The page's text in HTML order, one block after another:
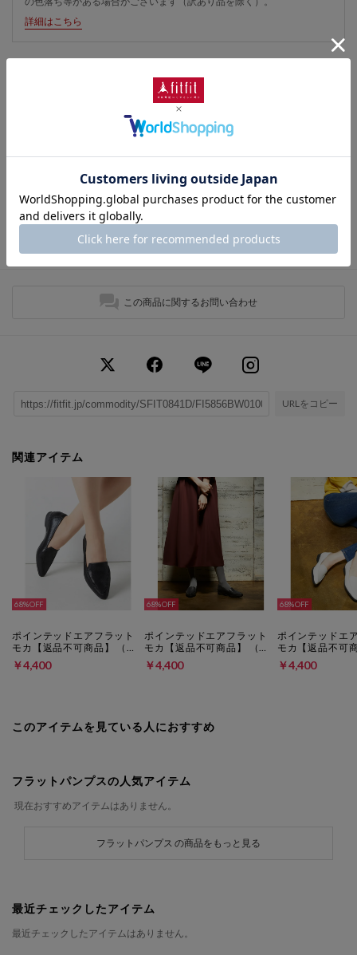
詳細はこちら
： FI5856BW01008
色： ゴールド（810）
： 2.5cm
靴幅
： 3E（広め）
表素材
： 本革
さらに詳しい情報を表示
この商品に関するお問い合わせ
URLをコピー
関連アイテム
68%
ポインテッドエアフラット
モカ【返品不可商品】 （ブ
ラック）
￥4,400
68%
ポインテッドエアフラット
モカ【返品不可商品】 （グ
レー）
￥4,400
68%
ポインテッドエ
モカ【返品不可
ワイト）
￥4,400
このアイテムを見ている人におすすめ
フラットパンプスの人気アイテム
現在おすすめアイテムはありません。
フラットパンプス の商品をもっと見る
最近チェックしたアイテム
最近チェックしたアイテムはありません。